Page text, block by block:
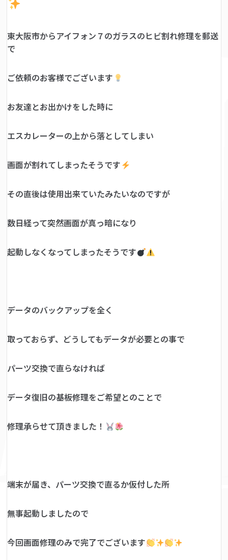
東大阪市からアイフォン７のガラスのヒビ割れ修理を郵送
で
ご依頼のお客様でございます
お友達とお出かけをした時に
エスカレーターの上から落としてしまい
画面が割れてしまったそうです
その直後は使用出来ていたみたいなのですが
数日経って突然画面が真っ暗になり
起動しなくなってしまったそうです
データのバックアップを全く
取っておらず、どうしてもデータが必要との事で
パーツ交換で直らなければ
データ復旧の基板修理をご希望とのことで
修理承らせて頂きました！
端末が届き、パーツ交換で直るか仮付した所
無事起動しましたので
今回画面修理のみで完了でございます